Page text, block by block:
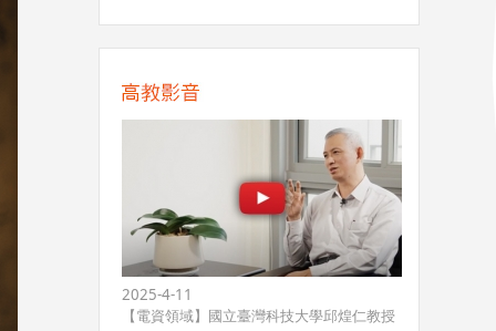
2025-4-11
【電資領域】國立臺灣科技大學邱煌仁教授